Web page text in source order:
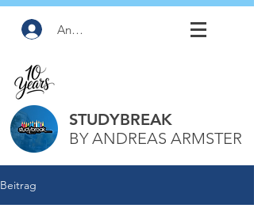
Anmelden
STUDYBREAK
BY ANDREAS ARMSTER
Beitrag